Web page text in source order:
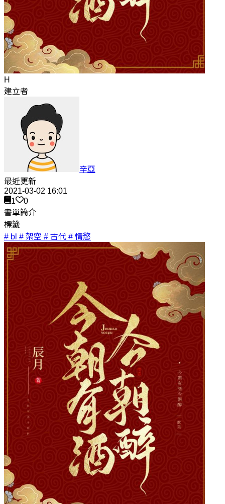
H
建立者
辛亞
最近更新
2021-03-02 16:01
1
0
書單簡介
標籤
# bl # 架空 # 古代 # 情慾